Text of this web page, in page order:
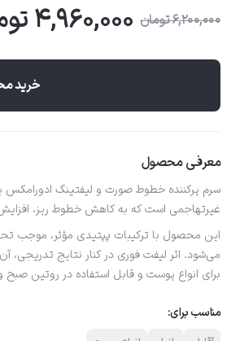
6,200,000 تومان 4,960,000 تومان
خرید
معرفی محصول
سرم پرکننده خطوط صورت و لیفتینگ
غیرتهاجمی است که به کاهش خطوط ریز،
این محصول با ترکیبات پپتیدی مؤثر، موجب
می‌شود. اثر لیفت فوری در کنار نتایج تدریجی،
برای انواع پوست و قابل استفاده در
مناسب برای: